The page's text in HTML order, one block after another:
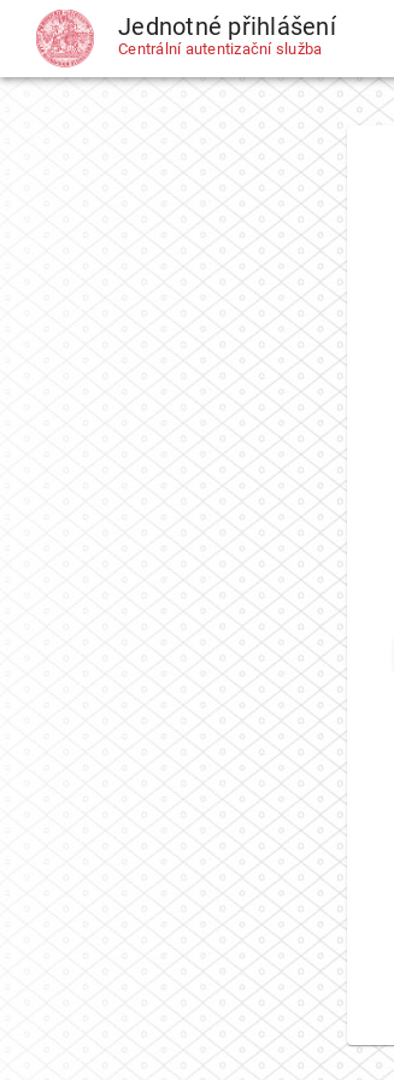
CAS Jednotné přihlášení
Centrální autentizační služba